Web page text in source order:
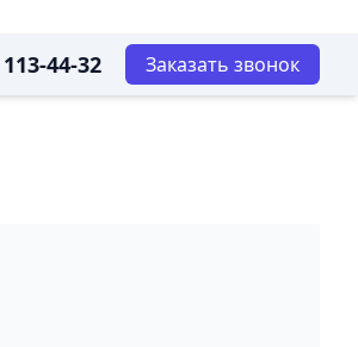
44-32 Заказать звонок